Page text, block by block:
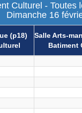
(p18)
Salle Arts-
Batiment
Culturel - Toutes
Dimanche 16